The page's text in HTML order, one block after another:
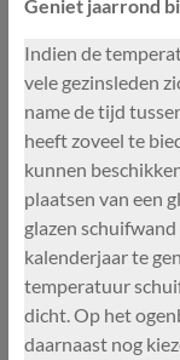
Geniet jaarrond
Indien de
vele gezinsleden
name de tijd
heeft zoveel te
kunnen
plaatsen van een
glazen
kalenderjaar te
temperatuur
dicht. Op het
daarnaast nog